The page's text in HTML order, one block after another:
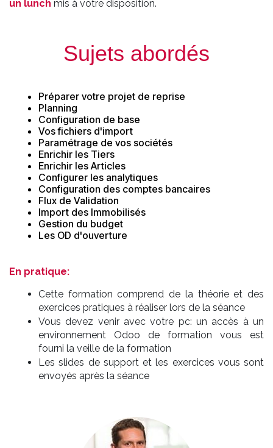
un lunch mis à votre disposition.
Sujets abordés
Préparer votre projet de reprise
Planning
Configuration de base
Vos fichiers d'import
Paramétrage de vos sociétés
Enrichir les Tiers
Enrichir les Articles
Configurer les analytiques
Configuration des comptes bancaires
Flux de Validation
Import des Immobilisés
Gestion du budget
Les OD d'ouverture
En pratique:
Cette formation comprend de la théorie et des
exercices pratiques à réaliser lors de la séance
Vous devez venir avec votre pc: un accès à un
environnement Odoo de formation vous est
fourni la veille de la formation
Les slides de support et les exercices vous sont
envoyés après la séance